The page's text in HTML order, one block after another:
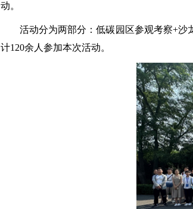
动。
活动分为两部分：低碳园区参观考察+
计120余人参加本次活动。